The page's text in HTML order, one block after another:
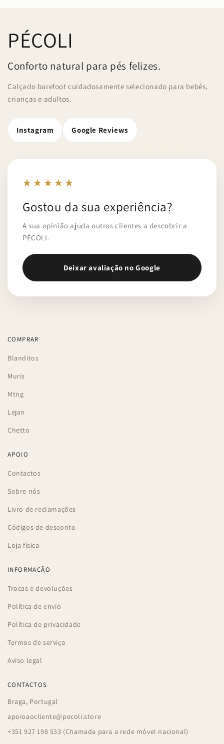
PÉCOLI
Conforto natural para pés felizes.
Calçado barefoot cuidadosamente selecionado para bebés,
crianças e adultos.
Instagram Google Reviews
★★★★★
Gostou da sua experiência?
A sua opinião ajuda outros clientes a descobrir a
PÉCOLI.
Deixar avaliação no Google
COMPRAR
Blanditos
Muris
Mtng
Lejan
Chetto
APOIO
Contactos
Sobre nós
Livro de reclamações
Códigos de desconto
Loja física
INFORMAÇÃO
Trocas e devoluções
Política de envio
Política de privacidade
Termos de serviço
Aviso legal
CONTACTOS
Braga, Portugal
apoioaocliente@pecoli.store
+351 927 198 533 (Chamada para a rede móvel nacional)